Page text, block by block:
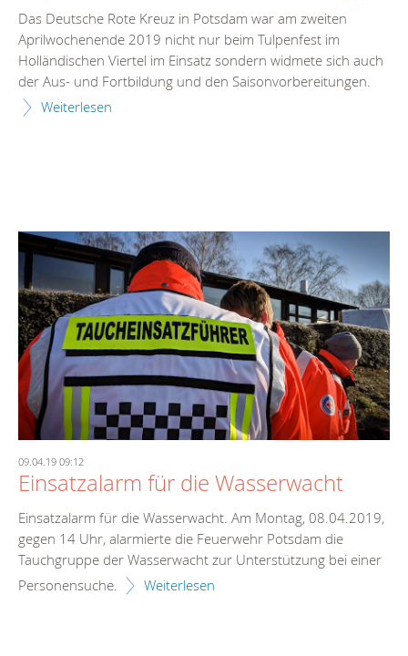
Das Deutsche Rote Kreuz in Potsdam war am zweiten
Aprilwochenende 2019 nicht nur beim Tulpenfest im
Holländischen Viertel im Einsatz sondern widmete sich auch
der Aus- und Fortbildung und den Saisonvorbereitungen.
Weiterlesen
09.04.19 09:12
Einsatzalarm für die Wasserwacht
Einsatzalarm für die Wasserwacht. Am Montag, 08.04.2019,
gegen 14 Uhr, alarmierte die Feuerwehr Potsdam die
Tauchgruppe der Wasserwacht zur Unterstützung bei einer
Personensuche.
Weiterlesen